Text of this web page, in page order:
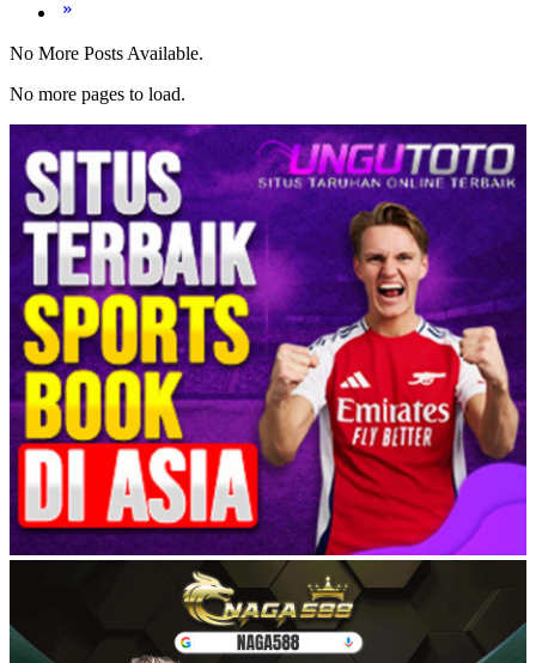
No More Posts Available.
No more pages to load.